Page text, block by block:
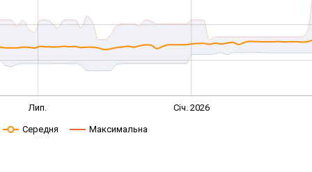
Лип. Січ. 2026
Середня Максимальна